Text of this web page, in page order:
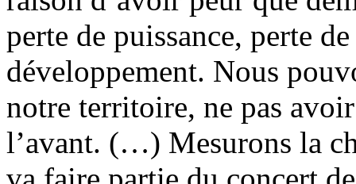
perte de puissance, perte
développement. Nous
notre territoire, ne pas
l’avant. (…) Mesurons la